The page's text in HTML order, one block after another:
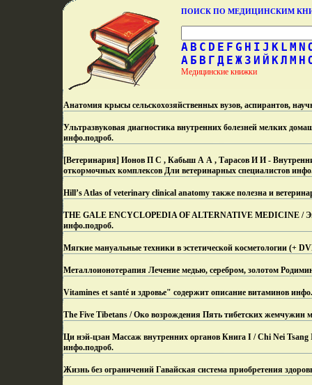
ПОИСК ПО МЕДИЦИНСКИМ
A B C D E F G H I J K L M N
А Б В Г Д Е Ж З И Й КЛ М Н
Медицинские книжки
Анатомия крысы сельскохозяйственных вузов, аспирантов,
Ультразвуковая диагностика внутренних болезней мелких
инфо.подроб.
[Ветеринария] Ионов П С , Кабыш А А , Тарасов И И -
откормочных комплексов Дли ветеринарных специалистов
Hill’s Atlas of veterinary clinical anatomy также полезна и
THE GALE ENCYCLOPEDIA OF ALTERNATIVE MEDICINE /
инфо.подроб.
Мягкие мануальные техники в эстетической косметологии (+
Металлоионотерапия Лечение медью, серебром, золотом
Vitamines et santé и здровье" содержит описание витаминов инфо.
The Five Tibetans / Око возрождения Пять тибетских жемчужин
Ци нэй-цзан Массаж внутренних органов Книга I / Chi Nei
инфо.подроб.
Жизнь без ограничений Гавайская система приобретения